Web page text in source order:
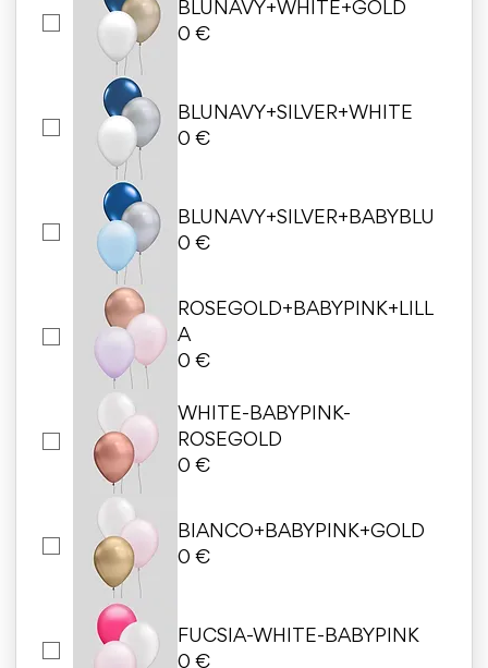
BLUNAVY+WHITE+GOLD
0 €
BLUNAVY+SILVER+WHITE
0 €
BLUNAVY+SILVER+BABYBLU
0 €
ROSEGOLD+BABYPINK+LILL
A
0 €
WHITE-BABYPINK-
ROSEGOLD
0 €
BIANCO+BABYPINK+GOLD
0 €
FUCSIA-WHITE-BABYPINK
0 €